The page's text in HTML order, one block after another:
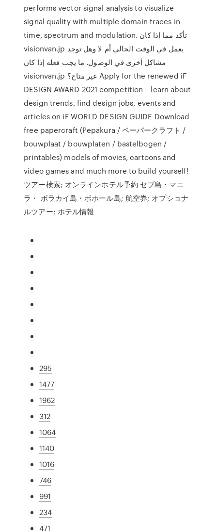
performs vector signal analysis to visualize
signal quality with multiple domain traces in
time, spectrum and modulation. تأكد مما إذا كان
visionvan.jp يعمل في الوقت الحالي أم لا وهل توجد
مشاكل أخرى في الوصول. ما يجب فعله إذا كان
visionvan.jp غير متاح؟ Apply for the renewed iF
DESIGN AWARD 2021 competition – learn about
design trends, find design jobs, events and
articles on iF WORLD DESIGN GUIDE Download
free papercraft (Pepakura / ペーパークラフト /
bouwplaat / bouwplaten / bastelbogen /
printables) models of movies, cartoons and
video games and much more to build yourself!
ツアー検索; オンラインホテル予約 セブ島・マニ
ラ・ ボラカイ島・ボホール島; 航空券; オプショナ
ルツアー; ホテル情報
295
1477
1962
312
1064
1140
1016
746
991
234
471